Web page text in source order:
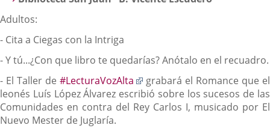
Adultos:
- Cita a Ciegas con la Intriga
- Y tú...¿Con que libro te quedarías? Anótalo en el recuadro.
- El Taller de #LecturaVozAlta
Enlace
a
una
grabará el Romance que el
leonés Luís López Álvarez escribió sobre los sucesos de las
Comunidades en contra del Rey Carlos I, musicado por El
Nuevo Mester de Juglaría.